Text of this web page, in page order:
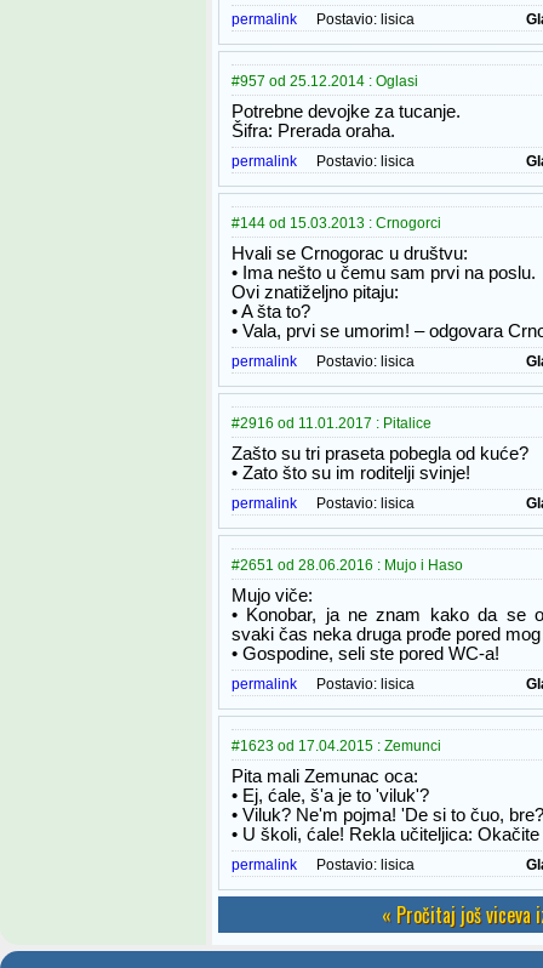
permalink Postavio: lisica
#957 od 25.12.2014 : Oglasi
Potrebne devojke za tucanje.
Šifra: Prerada oraha.
permalink Postavio: lisica
#144 od 15.03.2013 : Crnogorci
Hvali se Crnogorac u društvu:
• Ima nešto u čemu sam prvi na poslu.
Ovi znatiželjno pitaju:
• A šta to?
• Vala, prvi se umorim! – odgovara
permalink Postavio: lisica
#2916 od 11.01.2017 : Pitalice
Zašto su tri praseta pobegla od kuće?
• Zato što su im roditelji svinje!
permalink Postavio: lisica
#2651 od 28.06.2016 : Mujo i Haso
Mujo viče:
• Konobar, ja ne znam kako da se
svaki čas neka druga prođe pored
• Gospodine, seli ste pored WC-a!
permalink Postavio: lisica
#1623 od 17.04.2015 : Zemunci
Pita mali Zemunac oca:
• Ej, ćale, š'a je to 'viluk'?
• Viluk? Ne'm pojma! 'De si to čuo, bre?
• U školi, ćale! Rekla učiteljica:
permalink Postavio: lisica
« Pročitaj još viceva